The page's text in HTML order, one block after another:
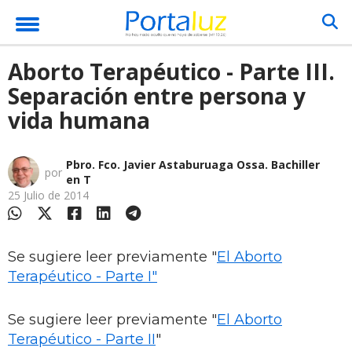
Aborto Terapéutico - Parte III.
Separación entre persona y
vida humana
por Pbro. Fco. Javier Astaburuaga Ossa. Bachiller
en T
25 Julio de 2014
Se sugiere leer previamente "El Aborto
Terapéutico - Parte I"
Se sugiere leer previamente "El Aborto
Terapéutico - Parte II"